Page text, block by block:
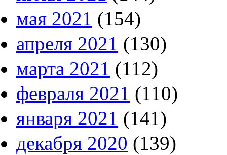
мая 2021 (154)
апреля 2021 (130)
марта 2021 (112)
февраля 2021 (110)
января 2021 (141)
декабря 2020 (139)